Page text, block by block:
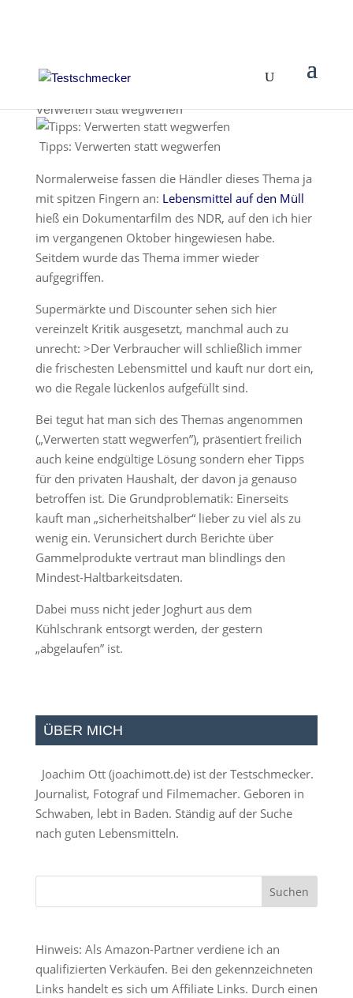
Verwerten statt wegwerfen
Tipps: Verwerten statt wegwerfen
Normalerweise fassen die Händler dieses Thema ja
mit spitzen Fingern an: Lebensmittel auf den Müll
hieß ein Dokumentarfilm des NDR, auf den ich hier
im vergangenen Oktober hingewiesen habe.
Seitdem wurde das Thema immer wieder
aufgegriffen.
Supermärkte und Discounter sehen sich hier
vereinzelt Kritik ausgesetzt, manchmal auch zu
unrecht: >Der Verbraucher will schließlich immer
die frischesten Lebensmittel und kauft nur dort ein,
wo die Regale lückenlos aufgefüllt sind.
Bei tegut hat man sich des Themas angenommen
(„Verwerten statt wegwerfen”), präsentiert freilich
auch keine endgültige Lösung sondern eher Tipps
für den privaten Haushalt, der davon ja genauso
betroffen ist. Die Grundproblematik: Einerseits
kauft man „sicherheitshalber“ lieber zu viel als zu
wenig ein. Verunsichert durch Berichte über
Gammelprodukte vertraut man blindlings den
Mindest-Haltbarkeitsdaten.
Dabei muss nicht jeder Joghurt aus dem
Kühlschrank entsorgt werden, der gestern
„abgelaufen” ist.
ÜBER MICH
Joachim Ott (joachimott.de) ist der Testschmecker.
Journalist, Fotograf und Filmemacher. Geboren in
Schwaben, lebt in Baden. Ständig auf der Suche
nach guten Lebensmitteln.
Hinweis: Als Amazon-Partner verdiene ich an
qualifizierten Verkäufen. Bei den gekennzeichneten
Links handelt es sich um Affiliate Links. Durch einen